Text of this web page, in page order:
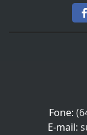
Fone:
E-mail: